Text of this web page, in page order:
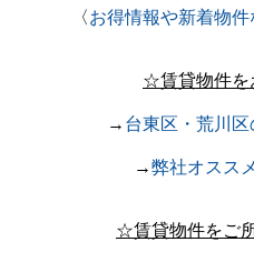
〈お得情報や新着物
☆賃貸物件を
→ 台東区・荒川
→弊社オスス
☆賃貸物件をご